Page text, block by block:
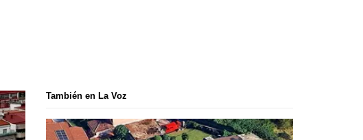
También en La Voz